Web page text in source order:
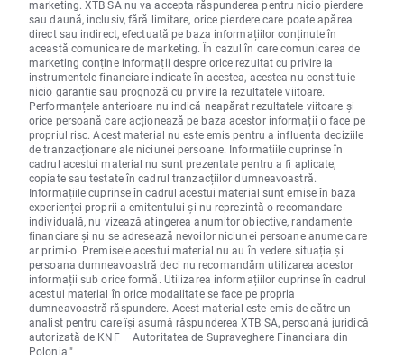
marketing. XTB SA nu va accepta răspunderea pentru nicio pierdere
sau daună, inclusiv, fără limitare, orice pierdere care poate apărea
direct sau indirect, efectuată pe baza informațiilor conținute în
această comunicare de marketing. În cazul în care comunicarea de
marketing conține informații despre orice rezultat cu privire la
instrumentele financiare indicate în acestea, acestea nu constituie
nicio garanție sau prognoză cu privire la rezultatele viitoare.
Performanțele anterioare nu indică neapărat rezultatele viitoare și
orice persoană care acționează pe baza acestor informații o face pe
propriul risc. Acest material nu este emis pentru a influenta deciziile
de tranzacționare ale niciunei persoane. Informațiile cuprinse în
cadrul acestui material nu sunt prezentate pentru a fi aplicate,
copiate sau testate în cadrul tranzacțiilor dumneavoastră.
Informațiile cuprinse în cadrul acestui material sunt emise în baza
experienței proprii a emitentului și nu reprezintă o recomandare
individuală, nu vizează atingerea anumitor obiective, randamente
financiare și nu se adresează nevoilor niciunei persoane anume care
ar primi-o. Premisele acestui material nu au în vedere situația și
persoana dumneavoastră deci nu recomandăm utilizarea acestor
informații sub orice formă. Utilizarea informațiilor cuprinse în cadrul
acestui material în orice modalitate se face pe propria
dumneavoastră răspundere. Acest material este emis de către un
analist pentru care își asumă răspunderea XTB SA, persoană juridică
autorizată de KNF – Autoritatea de Supraveghere Financiara din
Polonia."